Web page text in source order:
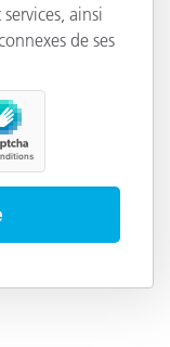
ainsi
de ses